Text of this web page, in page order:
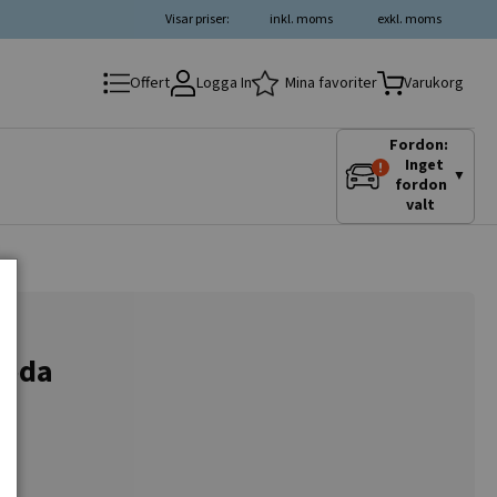
exkl. moms
inkl. moms
Visar priser:
Offert Logga In Mina favoriter Varukorg
Fordon:
Inget
fordon
valt
▼